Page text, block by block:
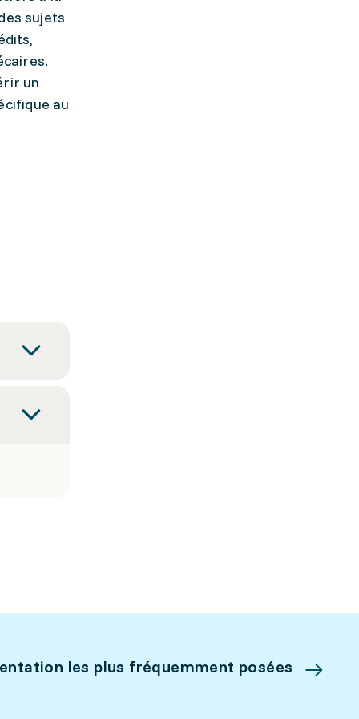
sujets
un
au
les plus fréquemment posées